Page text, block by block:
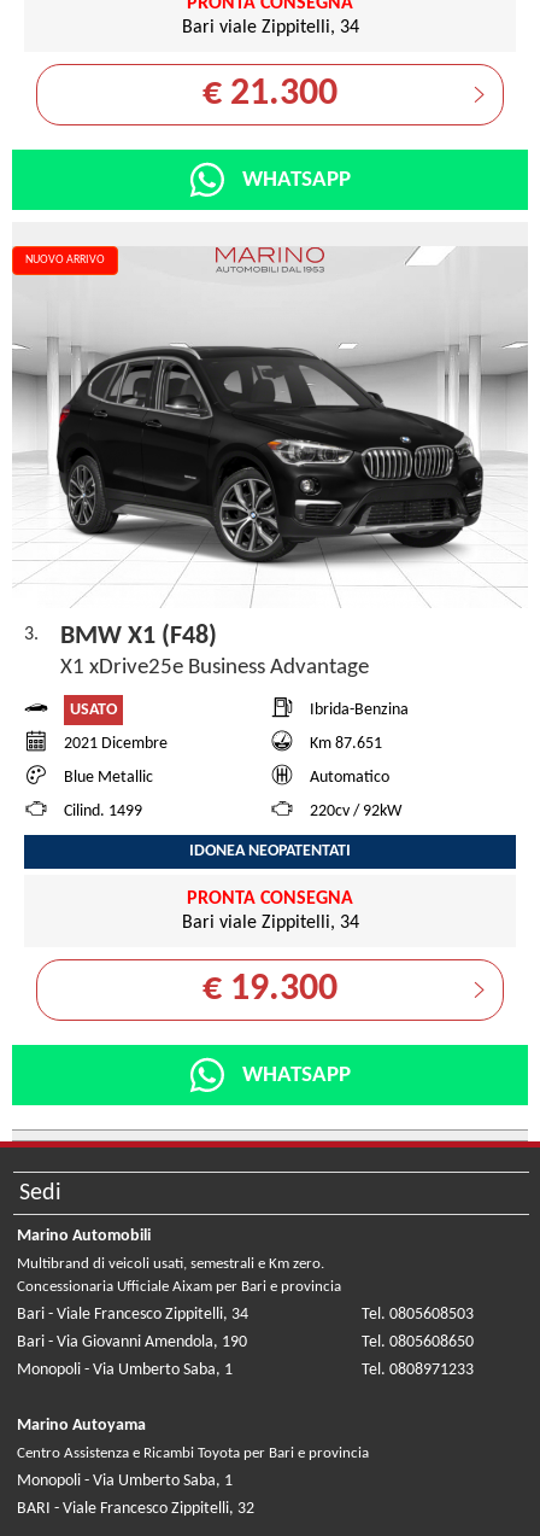
Bari viale Zippitelli, 34
€ 21.300
WHATSAPP
NUOVO ARRIVO
3. BMW X1 (F48)
X1 xDrive25e Business Advantage
USATO
Ibrida-Benzina
2021 Dicembre
Km 87.651
Blue Metallic
Automatico
Cilind. 1499
220cv / 92kW
IDONEA NEOPATENTATI
PRONTA CONSEGNA
Bari viale Zippitelli, 34
€ 19.300
WHATSAPP
Sedi
Marino Automobili
Multibrand di veicoli usati, semestrali e Km zero.
Concessionaria Ufficiale Aixam per Bari e provincia
Bari - Viale Francesco Zippitelli, 34
Tel. 0805608503
Bari - Via Giovanni Amendola, 190
Tel. 0805608650
Monopoli - Via Umberto Saba, 1
Tel. 0808971233
Marino Autoyama
Centro Assistenza e Ricambi Toyota per Bari e provincia
Monopoli - Via Umberto Saba, 1
BARI - Viale Francesco Zippitelli, 32